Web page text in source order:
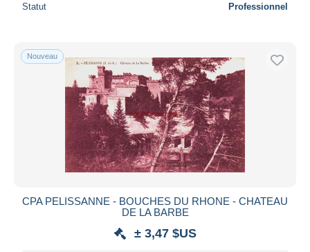
Statut Professionnel
Nouveau
CPA PELISSANNE - BOUCHES DU RHONE - CHATEAU
DE LA BARBE
± 3,47 $US